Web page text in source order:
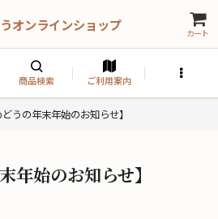
オンラインショップ カート
商品検索 ご利用案内
どうの年末年始のお知らせ】
年始のお知らせ】